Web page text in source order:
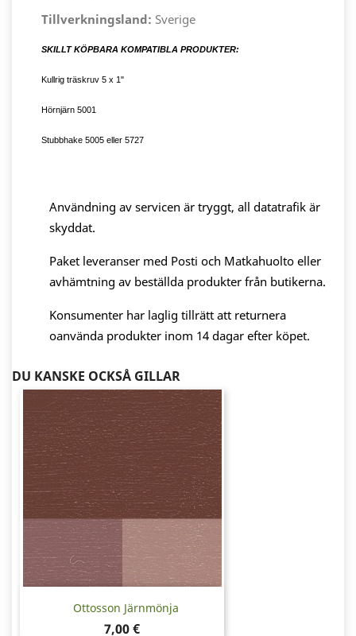
Tillverkningsland: Sverige
SKILLT KÖPBARA KOMPATIBLA PRODUKTER:
Kullrig träskruv 5 x 1"
Hörnjärn 5001
Stubbhake 5005 eller 5727
Användning av servicen är tryggt, all datatrafik är
skyddat.
Paket leveranser med Posti och Matkahuolto eller
avhämtning av beställda produkter från butikerna.
Konsumenter har laglig tillrätt att returnera
oanvända produkter inom 14 dagar efter köpet.
DU KANSKE OCKSÅ GILLAR
Ottosson Järnmönja
Pris
7,00 €